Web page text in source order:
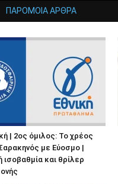
ΠΑΡΟΜΟΙΑ ΑΡΘΡΑ
| 2ος όμιλος: Το χρέος
με Εύοσμο |
ισοβαθμία και θρίλερ